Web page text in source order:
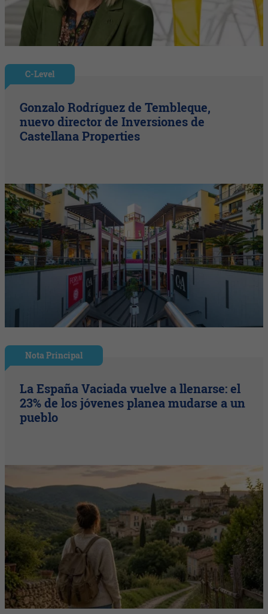
C-Level
Gonzalo Rodríguez de Tembleque,
nuevo director de Inversiones de
Castellana Properties
Nota Principal
La España Vaciada vuelve a llenarse: el
23% de los jóvenes planea mudarse a un
pueblo